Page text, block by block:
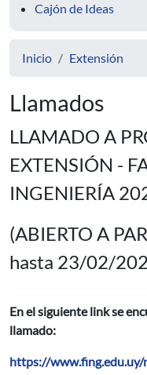
Cajón de Ideas
Inicio Extensión
Llamados
LLAMADO A
EXTENSIÓN -
INGENIERÍA
(ABIERTO A
hasta 23/02/
En el siguiente link se
llamado:
https://